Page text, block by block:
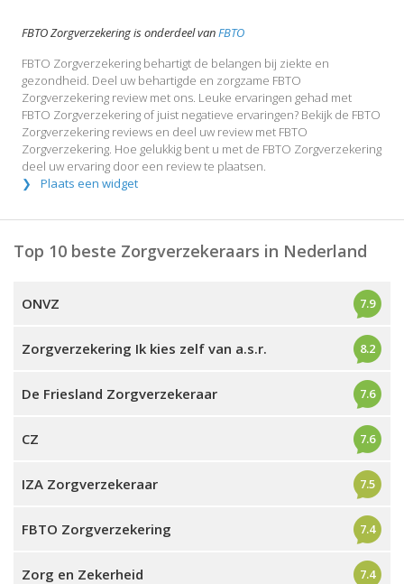
FBTO Zorgverzekering is onderdeel vanFBTO
FBTO Zorgverzekering behartigt de belangen bij ziekte en
gezondheid. Deel uw behartigde en zorgzame FBTO
Zorgverzekering review met ons. Leuke ervaringen gehad met
FBTO Zorgverzekering of juist negatieve ervaringen? Bekijk de FBTO
Zorgverzekering reviews en deel uw review met FBTO
Zorgverzekering. Hoe gelukkig bent u met de FBTO Zorgverzekering
deel uw ervaring door een review te plaatsen.
Plaats een widget
Top 10 beste Zorgverzekeraars in Nederland
ONVZ 7.9
Zorgverzekering Ik kies zelf van a.s.r. 8.2
De Friesland Zorgverzekeraar 7.6
CZ 7.6
IZA Zorgverzekeraar 7.5
FBTO Zorgverzekering 7.4
Zorg en Zekerheid 7.4